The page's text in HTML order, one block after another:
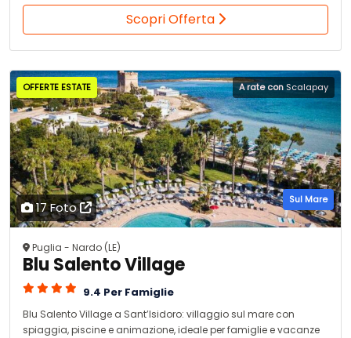
Scopri Offerta
17 Foto
OFFERTE ESTATE A rate con Scalapay
Sul Mare
Puglia - Nardo (LE)
Blu Salento Village
9.4 Per Famiglie
Blu Salento Village a Sant’Isidoro: villaggio sul mare con
spiaggia, piscine e animazione, ideale per famiglie e vacanze